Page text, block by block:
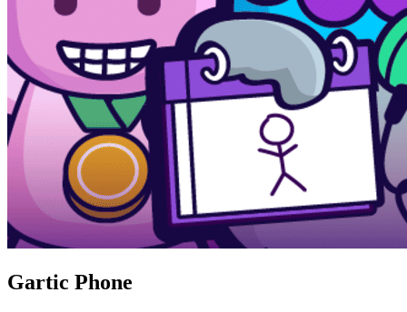
Gartic Phone